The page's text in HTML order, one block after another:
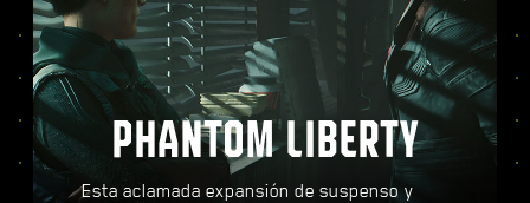
PHANTOM LIBERTY
Esta aclamada expansión de suspenso y